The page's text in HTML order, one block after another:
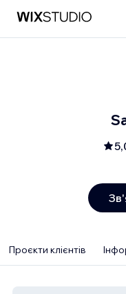
Проєкти клієнтів